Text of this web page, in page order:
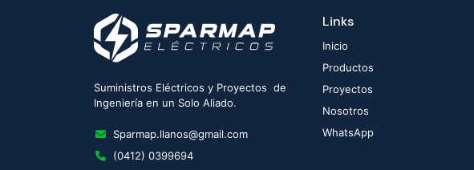
Suministros Eléctricos y Proyectos de
Ingeniería en un Solo Aliado.
Sparmap.llanos@gmail.com
(0412) 0399694
Links
Inicio
Productos
Proyectos
Nosotros
WhatsApp